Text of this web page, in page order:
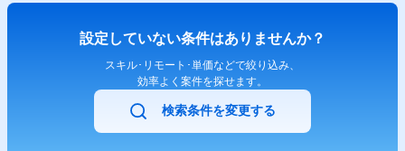
設定していない条件はありませんか？
スキル･リモート･単価などで絞り込み、
効率よく案件を探せます。
検索条件を変更する